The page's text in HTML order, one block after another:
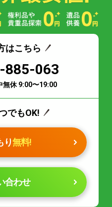
はこちら
885-063
無休 9:00〜19:00
でもOK!
り無料!
合わせ